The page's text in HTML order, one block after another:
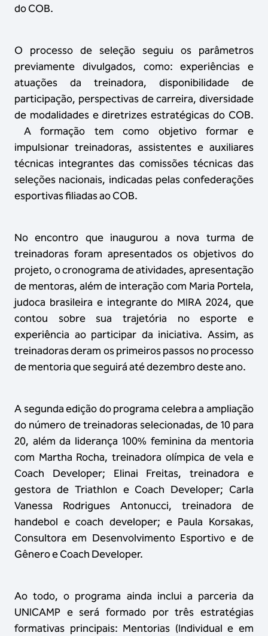
do COB.
O processo de seleção seguiu os parâmetros
previamente divulgados, como: experiências e
atuações da treinadora, disponibilidade de
participação, perspectivas de carreira, diversidade
de modalidades e diretrizes estratégicas do COB.
A formação tem como objetivo formar e
impulsionar treinadoras, assistentes e auxiliares
técnicas integrantes das comissões técnicas das
seleções nacionais, indicadas pelas confederações
esportivas filiadas ao COB.
No encontro que inaugurou a nova turma de
treinadoras foram apresentados os objetivos do
projeto, o cronograma de atividades, apresentação
de mentoras, além de interação com Maria Portela,
judoca brasileira e integrante do MIRA 2024, que
contou sobre sua trajetória no esporte e
experiência ao participar da iniciativa. Assim, as
treinadoras deram os primeiros passos no processo
de mentoria que seguirá até dezembro deste ano.
A segunda edição do programa celebra a ampliação
do número de treinadoras selecionadas, de 10 para
20, além da liderança 100% feminina da mentoria
com Martha Rocha, treinadora olímpica de vela e
Coach Developer; Elinai Freitas, treinadora e
gestora de Triathlon e Coach Developer; Carla
Vanessa Rodrigues Antonucci, treinadora de
handebol e coach developer; e Paula Korsakas,
Consultora em Desenvolvimento Esportivo e de
Gênero e Coach Developer.
Ao todo, o programa ainda inclui a parceria da
UNICAMP e será formado por três estratégias
formativas principais: Mentorias (Individual e em